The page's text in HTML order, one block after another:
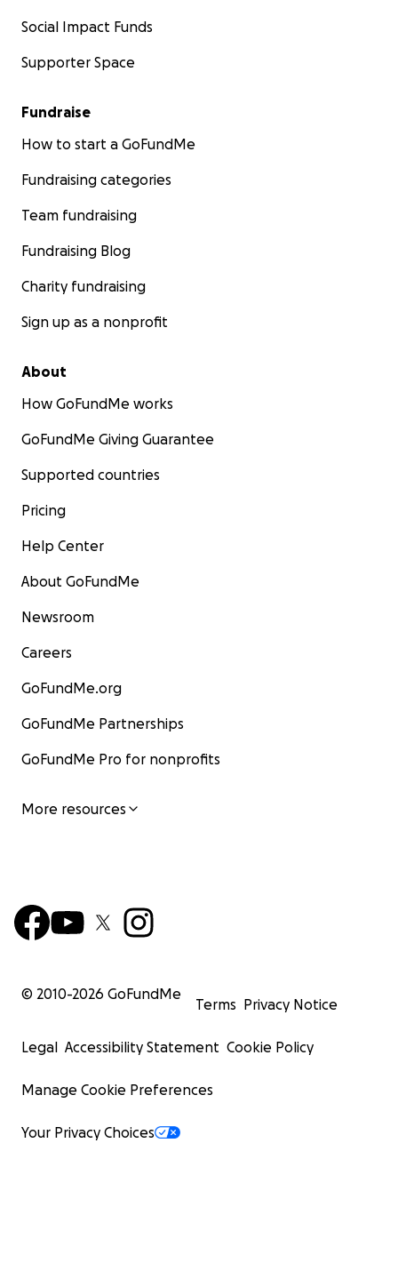
Social Impact Funds
Supporter Space
Fundraise
How to start a GoFundMe
Fundraising categories
Team fundraising
Fundraising Blog
Charity fundraising
Sign up as a nonprofit
About
How GoFundMe works
GoFundMe Giving Guarantee
Supported countries
Pricing
Help Center
About GoFundMe
Newsroom
Careers
GoFundMe.org
GoFundMe Partnerships
GoFundMe Pro for nonprofits
More resources
© 2010-2026 GoFundMe
Terms Privacy Notice
Legal Accessibility Statement Cookie Policy
Manage Cookie Preferences
Your Privacy Choices